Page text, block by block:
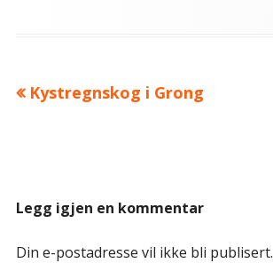
Innleggsnavigasjon
Forrige
Kystregnskog i Grong
Legg igjen en kommentar
Din e-postadresse vil ikke bli publisert.